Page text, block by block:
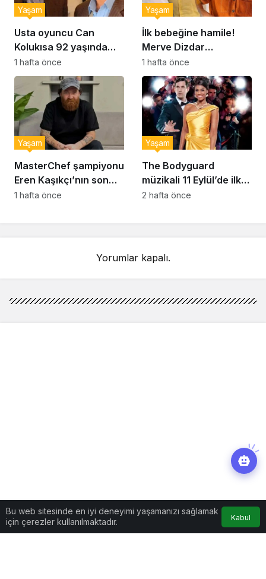
Usta oyuncu Can
Kolukısa 92 yaşında
hayatını kaybetti
Yaşam
1 hafta önce
İlk bebeğine hamile!
Merve Dizdar
sessizliğini bozdu: ‘İsim
bulmak çok zor’
Yaşam
1 hafta önce
MasterChef şampiyonu
Eren Kaşıkçı’nın son
anlarındaki kahreden
Yaşam
1 hafta önce
The Bodyguard
müzikali 11 Eylül’de ilk
kez Türkiye’de
Yaşam
2 hafta önce
Yorumlar kapalı.
Bu web sitesinde en iyi deneyimi yaşamanızı sağlamak
için çerezler kullanılmaktadır.
Kabul